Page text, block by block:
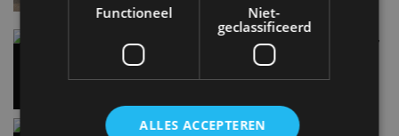
Carbon fibre op je laadkabel: nergens voor nodig,
en precies daarom geweldig
Hennessey Blackbird krijgt atmosferische V8 en
Functioneel
Niet-
geclassificeerd
ALLES ACCEPTEREN